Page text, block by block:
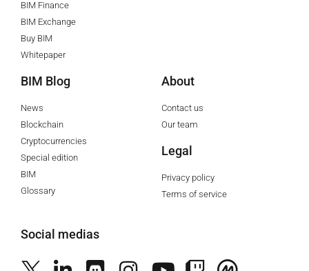
BIM Finance
BIM Exchange
Buy BIM
Whitepaper
BIM Blog
News
Blockchain
Cryptocurrencies
Special edition
BIM
Glossary
About
Contact us
Our team
Legal
Privacy policy
Terms of service
Social medias